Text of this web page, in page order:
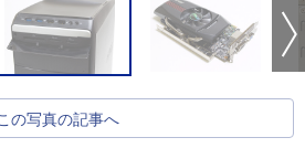
の写真の記事へ